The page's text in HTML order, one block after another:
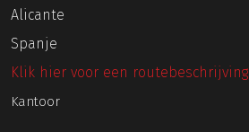
Alicante
Spanje
Klik hier voor een routebeschrijving
Kantoor